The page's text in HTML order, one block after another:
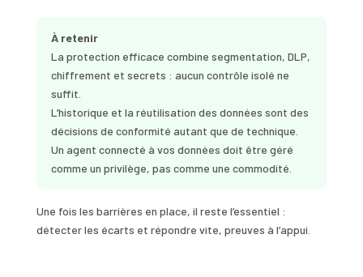
À retenir
La protection efficace combine segmentation, DLP,
chiffrement et secrets : aucun contrôle isolé ne
suffit.
L’historique et la réutilisation des données sont des
décisions de conformité autant que de technique.
Un agent connecté à vos données doit être géré
comme un privilège, pas comme une commodité.
Une fois les barrières en place, il reste l’essentiel :
détecter les écarts et répondre vite, preuves à l’appui.